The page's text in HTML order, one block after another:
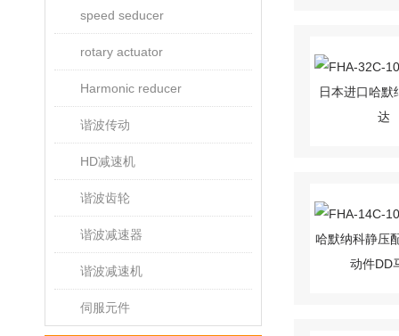
speed seducer
rotary actuator
Harmonic reducer
谐波传动
HD减速机
谐波齿轮
谐波减速器
谐波减速机
伺服元件